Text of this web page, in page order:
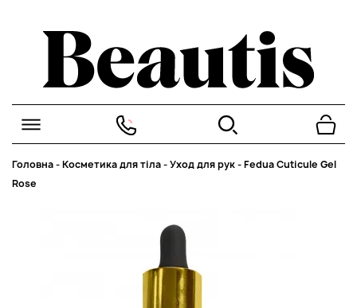
Головна-Косметика для тіла-Уход для рук-Fedua Cuticule Gel
Rose